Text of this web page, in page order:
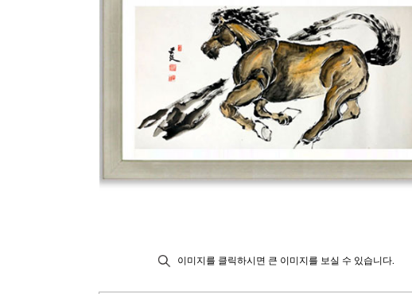
이미지를 클릭하시면 큰 이미지를 보실 수 있습니다.